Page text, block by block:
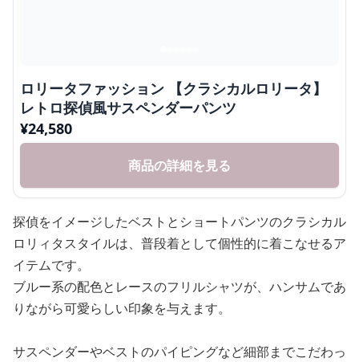
ロリータファッション 【クラシカルロリータ】
レトロ探偵風サスペンダーパンツ
¥24,580
商品の詳細を見る
探偵をイメージしたベストとショートパンツのクラシカル
ロリィタスタイルは、普段着として個性的に着こなせるア
イテムです。
ブルー系の配色とレースのフリルシャツが、ハンサムであ
りながら可愛らしい印象を与えます。
サスペンダーやベストのパイピングなど細部までこだわっ